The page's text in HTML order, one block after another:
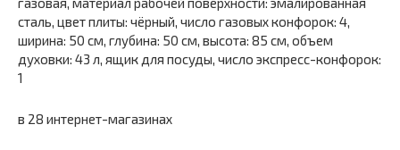
сталь, цвет плиты: чёрный, число газовых конфорок: 4,
ширина: 50 см, глубина: 50 см, высота: 85 см, объем
духовки: 43 л, ящик для посуды, число экспресс-конфорок:
1
в 28 интернет-магазинах